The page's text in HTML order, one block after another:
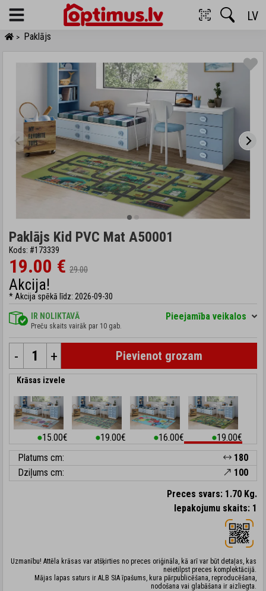
Menu LV
> Paklājs
Paklājs Kid PVC Mat A50001
Kods: #173339
19.00 € 29.00
Akcija!
* Akcija spēkā līdz: 2026-09-30
IR NOLIKTAVĀ
Preču skaits vairāk par 10 gab.
Pieejamība veikalos
- + Pievienot grozam
Krāsas izvele
⬤15.00€ ⬤19.00€ ⬤16.00€ ⬤19.00€
Platums cm:
180
Dziļums cm:
100
Preces svars: 1.70 Kg.
Iepakojumu skaits: 1
Uzmanību! Attēla krāsas var atšķirties no preces oriģināla, kā arī var būt detaļas, kas
neietilpst preces komplektācijā.
Mājas lapas saturs ir ALB SIA īpašums, kura pārpublicēšana, reproducēšana,
nodošana vai glabāšana ir aizliegta.